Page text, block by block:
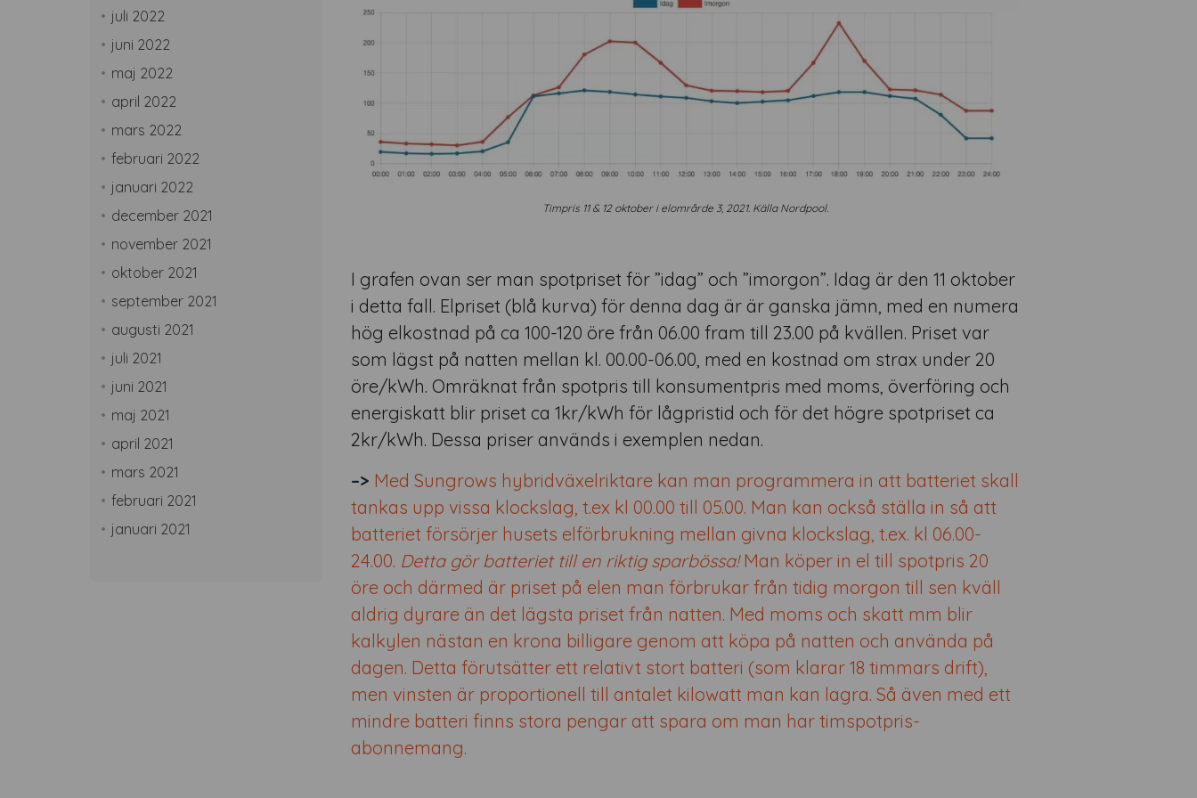
juli 2022
juni 2022
maj 2022
april 2022
mars 2022
februari 2022
januari 2022
december 2021
november 2021
oktober 2021
september 2021
augusti 2021
juli 2021
juni 2021
maj 2021
april 2021
mars 2021
februari 2021
januari 2021
Timpris 11 & 12 oktober i elområrde 3, 2021. Källa Nordpool.
I grafen ovan ser man spotpriset för ”idag” och ”imorgon”. Idag är den 11 oktober
i detta fall. Elpriset (blå kurva) för denna dag är är ganska jämn, med en numera
hög elkostnad på ca 100-120 öre från 06.00 fram till 23.00 på kvällen. Priset var
som lägst på natten mellan kl. 00.00-06.00, med en kostnad om strax under 20
öre/kWh. Omräknat från spotpris till konsumentpris med moms, överföring och
energiskatt blir priset ca 1kr/kWh för lågpristid och för det högre spotpriset ca
2kr/kWh. Dessa priser används i exemplen nedan.
–> Med Sungrows hybridväxelriktare kan man programmera in att batteriet skall
tankas upp vissa klockslag, t.ex kl 00.00 till 05.00. Man kan också ställa in så att
batteriet försörjer husets elförbrukning mellan givna klockslag, t.ex. kl 06.00-
24.00. Detta gör batteriet till en riktig sparbössa!Man köper in el till spotpris 20
öre och därmed är priset på elen man förbrukar från tidig morgon till sen kväll
aldrig dyrare än det lägsta priset från natten. Med moms och skatt mm blir
kalkylen nästan en krona billigare genom att köpa på natten och använda på
dagen. Detta förutsätter ett relativt stort batteri (som klarar 18 timmars drift),
men vinsten är proportionell till antalet kilowatt man kan lagra. Så även med ett
mindre batteri finns stora pengar att spara om man har timspotpris-
abonnemang.